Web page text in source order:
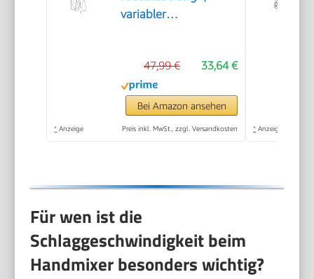
variabler
Funktion, inkl. 2
Rührbesen und 2
Knethaken,
weiß/grau, GN4001
33,64 €
47,99 €
Bei Amazon ansehen
* Anzeige Preis inkl. MwSt., zzgl. Versandkosten * Anzeige
Für wen ist die
Schlaggeschwindigkeit beim
Handmixer besonders wichtig?